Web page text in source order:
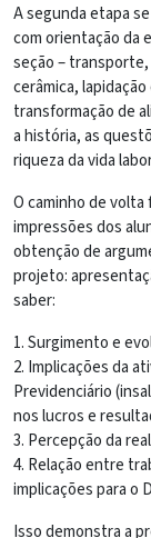
A segunda etapa
com orientação da
seção –
cerâmica,
transformação de
a história, as
riqueza da vida
O caminho de
impressões dos
obtenção de
projeto:
saber:
1. Surgimento e
2. Implicações da
Previdenciário
nos lucros e
3. Percepção da
4. Relação entre
implicações para o
Isso demonstra a